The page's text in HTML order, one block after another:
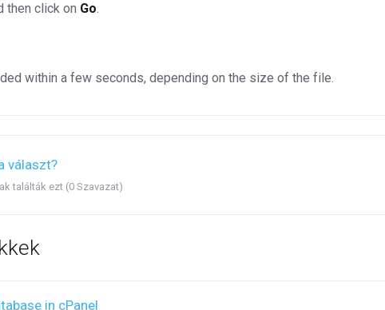
then click on Go.
within a few seconds, depending on the size of the file.
választ?
találták ezt (0 Szavazat)
in cPanel